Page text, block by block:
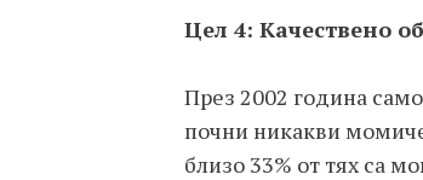
Цел 4: Качествено
През 2002 година
почни никакви
близо 33% от тях са